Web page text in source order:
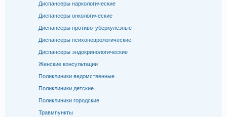
Диспансеры наркологические
Диспансеры онкологические
Диспансеры противотуберкулезные
Диспансеры психоневрологические
Диспансеры эндокринологические
Женские консультации
Поликлиники ведомственные
Поликлиники детские
Поликлиники городские
Травмпункты